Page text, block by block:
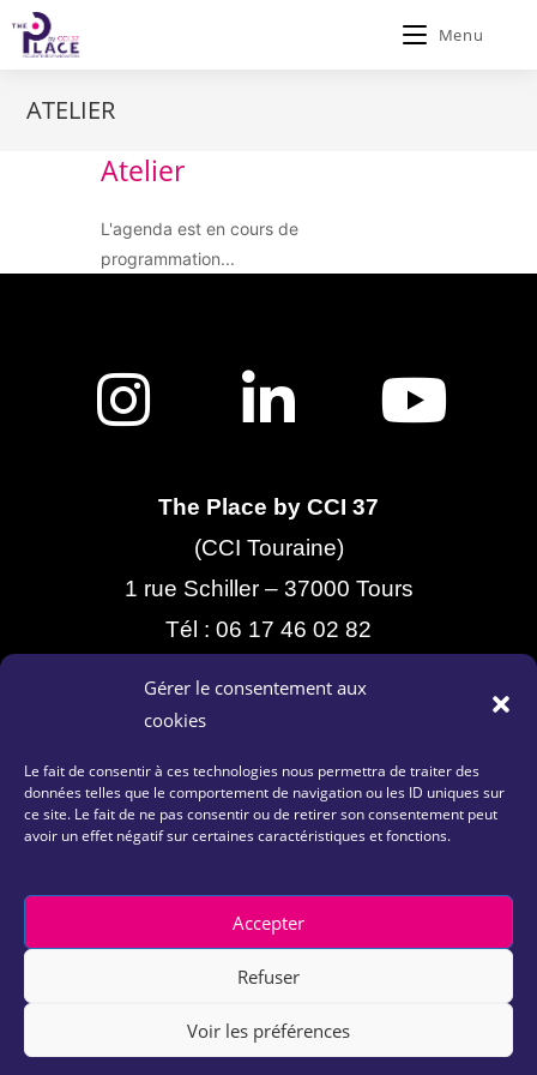
Gérer le consentement aux
cookies
Le fait de consentir à ces technologies nous permettra de traiter des
données telles que le comportement de navigation ou les ID uniques sur
ce site. Le fait de ne pas consentir ou de retirer son consentement peut
avoir un effet négatif sur certaines caractéristiques et fonctions.
Accepter
Refuser
Voir les préférences
Menu
ATELIER
Atelier
L'agenda est en cours de
programmation...
The Place by CCI 37
(CCI Touraine)
1 rue Schiller – 37000 Tours
Tél : 06 17 46 02 82
Politique de confidentialité
Culturemédiatic